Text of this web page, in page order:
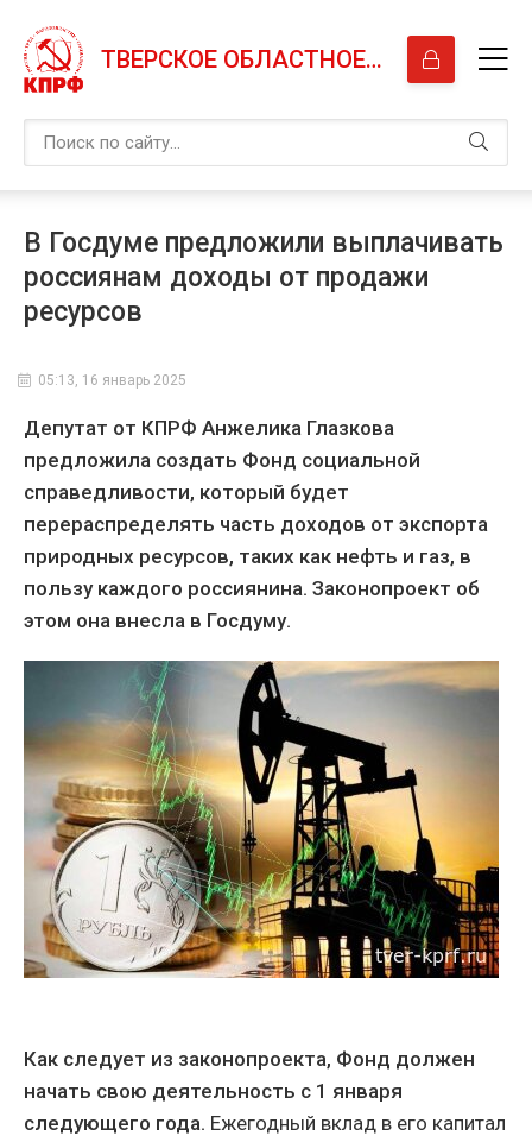
ТВЕРСКОЕ ОБЛАСТНОЕ ОТДЕЛЕНИЕ КПРФ
В Госдуме предложили выплачивать
россиянам доходы от продажи
ресурсов
05:13, 16 январь 2025
Депутат от КПРФ Анжелика Глазкова
предложила создать Фонд социальной
справедливости, который будет
перераспределять часть доходов от экспорта
природных ресурсов, таких как нефть и газ, в
пользу каждого россиянина. Законопроект об
этом она внесла в Госдуму.
Как следует из законопроекта, Фонд должен
начать свою деятельность с 1 января
следующего года. Ежегодный вклад в его капитал